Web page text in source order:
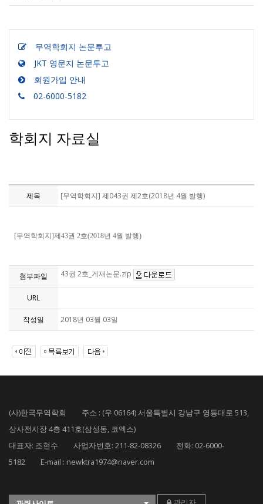
무역학회지 논문투고
JKT 영문지 논문투고
회원가입 안내
02-6000-5182
학회지 자료실
제목 [무역학회지] 제043권 제2호(2018년 4월 발행)
[무역학회지]제43권 2호(2018년 4월 발행)
첨부파일 43권 2호_게재논문.zip
URL
작성일 2018년 03월 03일
(사)한국무역학회 주소 : (우 06164) 서울특별시 강남구 영동대로 513,
상사전시장 4층 411호(삼성동, 코엑스)
대표자: 조현수 사업자번호: 211-82-08326 전화: 02-6000-
5182 E-mail : newktra1974@naver.com